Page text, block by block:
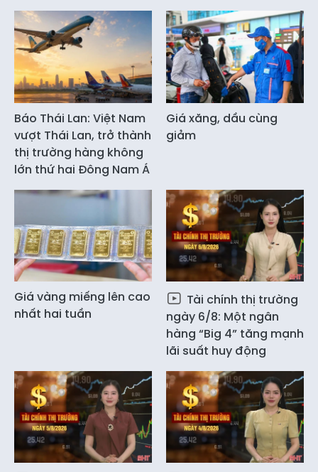
Báo Thái Lan: Việt Nam
vượt Thái Lan, trở thành
thị trường hàng không
lớn thứ hai Đông Nam Á
Giá xăng, dầu cùng
giảm
Giá vàng miếng lên cao
nhất hai tuần
Tài chính thị trường
ngày 6/8: Một ngân
hàng “Big 4” tăng mạnh
lãi suất huy động